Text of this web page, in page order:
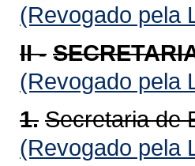
(Revogado pela
II -
(Revogado pela
1. Secretaria de
(Revogado pela